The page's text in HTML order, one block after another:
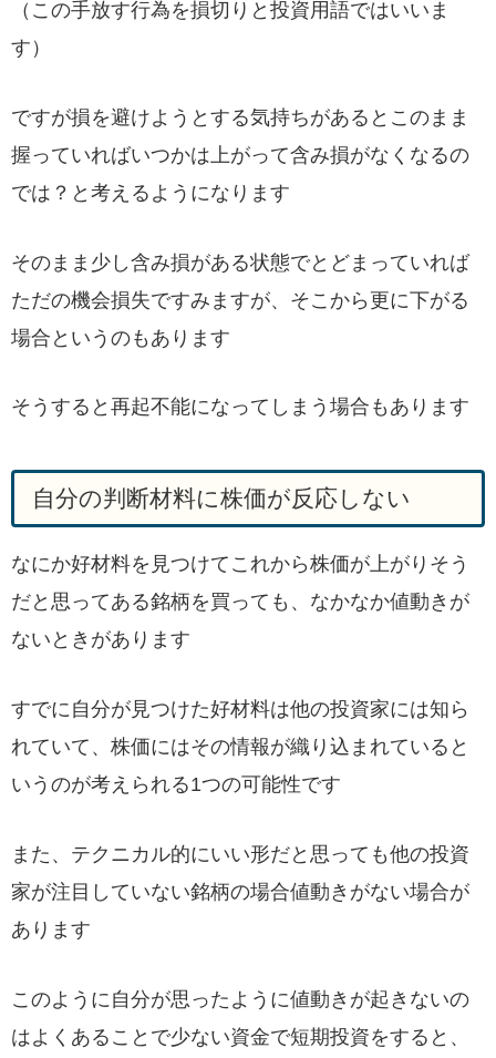
（この手放す行為を損切りと投資用語ではいいま
す）
ですが損を避けようとする気持ちがあるとこのまま
握っていればいつかは上がって含み損がなくなるの
では？と考えるようになります
そのまま少し含み損がある状態でとどまっていれば
ただの機会損失ですみますが、そこから更に下がる
場合というのもあります
そうすると再起不能になってしまう場合もあります
自分の判断材料に株価が反応しない
なにか好材料を見つけてこれから株価が上がりそう
だと思ってある銘柄を買っても、なかなか値動きが
ないときがあります
すでに自分が見つけた好材料は他の投資家には知ら
れていて、株価にはその情報が織り込まれていると
いうのが考えられる1つの可能性です
また、テクニカル的にいい形だと思っても他の投資
家が注目していない銘柄の場合値動きがない場合が
あります
このように自分が思ったように値動きが起きないの
はよくあることで少ない資金で短期投資をすると、